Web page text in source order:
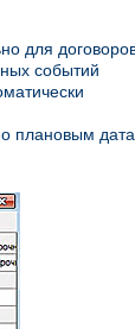
для
событий
плановым